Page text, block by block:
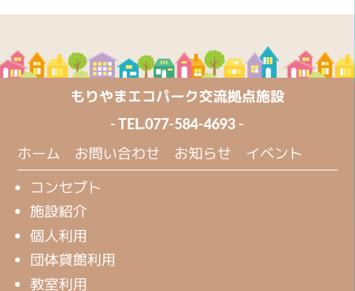
もりやまエコパーク交流拠点施設
- TEL.077-584-4693 -
ホーム お問い合わせ お知らせ イベント
コンセプト
施設紹介
個人利用
団体貸館利用
教室利用